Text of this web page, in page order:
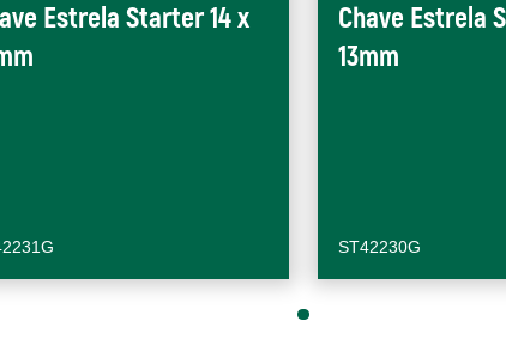
Estrela Starter 14 x
Chave Estrela
13mm
ST42230G